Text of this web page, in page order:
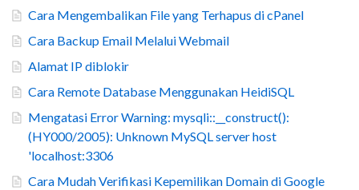
Cara Mengembalikan File yang Terhapus di cPanel
Cara Backup Email Melalui Webmail
Alamat IP diblokir
Cara Remote Database Menggunakan HeidiSQL
Mengatasi Error Warning: mysqli::__construct():
(HY000/2005): Unknown MySQL server host
'localhost:3306
Cara Mudah Verifikasi Kepemilikan Domain di Google